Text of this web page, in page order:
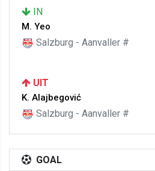
IN
M. Yeo
Salzburg - Aanvaller #
UIT
K. Alajbegović
Salzburg - Aanvaller #
GOAL